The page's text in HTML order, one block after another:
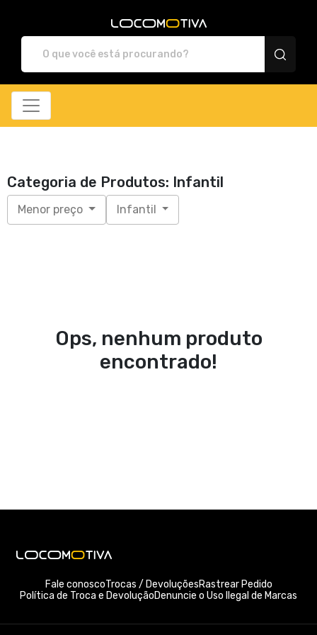
Categoria de Produtos: Infantil
Menor preço Infantil
Ops, nenhum produto
encontrado!
Fale conoscoTrocas / DevoluçõesRastrear Pedido
Política de Troca e DevoluçãoDenuncie o Uso Ilegal de Marcas